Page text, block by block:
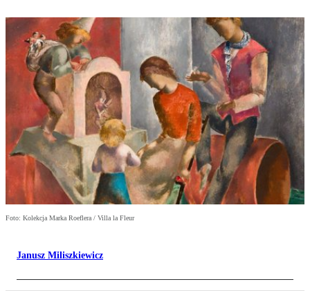
Foto: Kolekcja Marka Roeflera / Villa la Fleur
Janusz Miliszkiewicz